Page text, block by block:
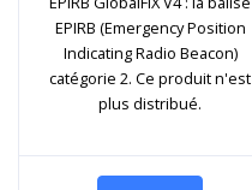
EPIRB (Emergency Position
Indicating Radio Beacon)
catégorie 2. Ce produit n'est
plus distribué.